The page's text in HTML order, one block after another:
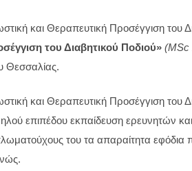
και Θεραπευτική Προσέγγιση
του Διαβητικού Ποδιού» (MSc
Θεσσαλίας.
και Θεραπευτική Προσέγγιση του
επιπέδου εκπαίδευση ερευνητών
του τα απαραίτητα εφόδια